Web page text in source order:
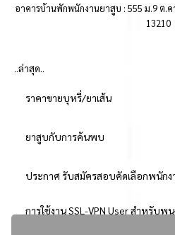
อาคารบ้านพักพนักงานยาสูบ : 555 ม.9 ต.
13210
..ล่าสุด..
ราคาขายบุหรี่/ยาเส้น
ยาสูบกับการค้นพบ
ประกาศ รับสมัครสอบคัดเลือกพนักง
การใช้งาน SSL-VPN User สำหรับพ